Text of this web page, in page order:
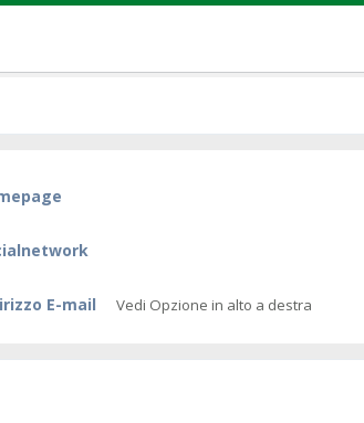
E-mail Vedi Opzione in alto a destra